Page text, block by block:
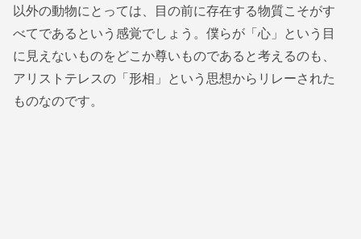
以外の動物にとっては、目の前に存在する物質こそがす
べてであるという感覚でしょう。僕らが「心」という目
に見えないものをどこか尊いものであると考えるのも、
アリストテレスの「形相」という思想からリレーされた
ものなのです。